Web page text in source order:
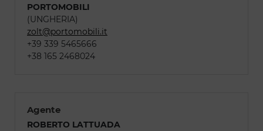
PORTOMOBILI
(UNGHERIA)
zolt@portomobili.it
+39 339 5465666
+38 165 2468024
Agente
ROBERTO LATTUADA